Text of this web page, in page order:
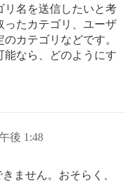
リ名を送信したいと考
ったカテゴリ、ユーザ
カテゴリなどです。
能なら、どのようにす
後 1:48
ません。おそらく、